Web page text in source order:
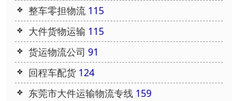
整车零担物流 115
大件货物运输 115
货运物流公司 91
回程车配货 124
东莞市大件运输物流专线 159